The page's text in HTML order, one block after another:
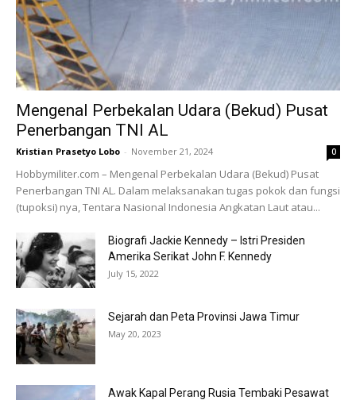
Mengenal Perbekalan Udara (Bekud) Pusat
Penerbangan TNI AL
Kristian Prasetyo Lobo - November 21, 2024 0
Hobbymiliter.com – Mengenal Perbekalan Udara (Bekud) Pusat
Penerbangan TNI AL. Dalam melaksanakan tugas pokok dan fungsi
(tupoksi) nya, Tentara Nasional Indonesia Angkatan Laut atau...
Biografi Jackie Kennedy – Istri Presiden
Amerika Serikat John F. Kennedy
July 15, 2022
Sejarah dan Peta Provinsi Jawa Timur
May 20, 2023
Awak Kapal Perang Rusia Tembaki Pesawat